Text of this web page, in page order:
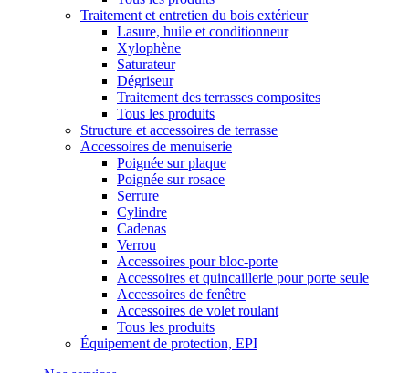
Traitement et entretien du bois extérieur
Lasure, huile et conditionneur
Xylophène
Saturateur
Dégriseur
Traitement des terrasses composites
Tous les produits
Structure et accessoires de terrasse
Accessoires de menuiserie
Poignée sur plaque
Poignée sur rosace
Serrure
Cylindre
Cadenas
Verrou
Accessoires pour bloc-porte
Accessoires et quincaillerie pour porte seule
Accessoires de fenêtre
Accessoires de volet roulant
Tous les produits
Équipement de protection, EPI